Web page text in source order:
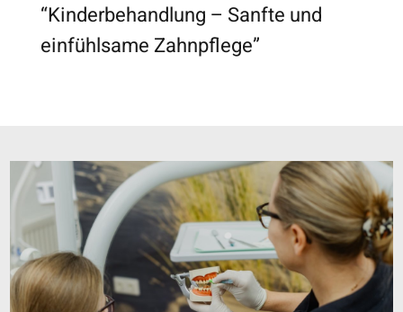
“Kinderbehandlung – Sanfte und
einfühlsame Zahnpflege”